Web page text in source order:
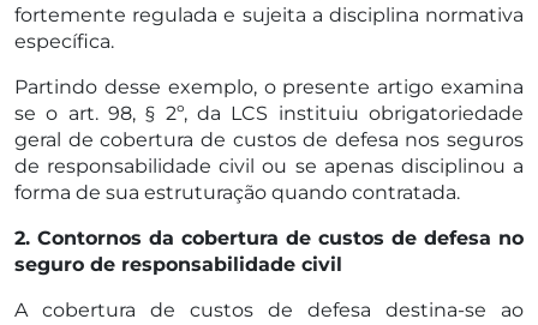
fortemente regulada e sujeita a disciplina normativa
específica.
Partindo desse exemplo, o presente artigo examina
se o art. 98, § 2º, da LCS instituiu obrigatoriedade
geral de cobertura de custos de defesa nos seguros
de responsabilidade civil ou se apenas disciplinou a
forma de sua estruturação quando contratada.
2. Contornos da cobertura de custos de defesa no
seguro de responsabilidade civil
A cobertura de custos de defesa destina-se ao